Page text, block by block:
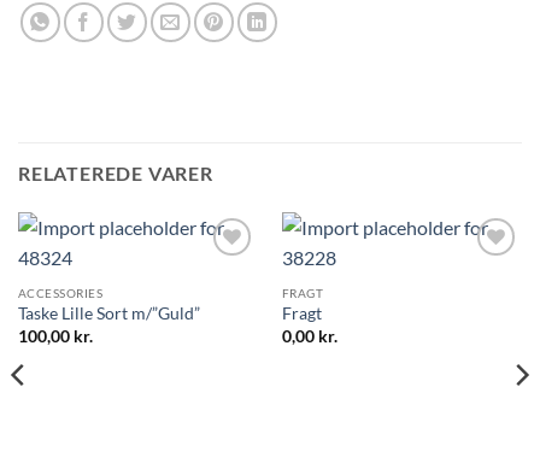
RELATEREDE VARER
ACCESSORIES
Taske Lille Sort m/”Guld”
100,00 kr.
FRAGT
Fragt
0,00 kr.